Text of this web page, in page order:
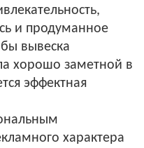
и продуманное
вывеска
хорошо заметной в
эффектная
характера